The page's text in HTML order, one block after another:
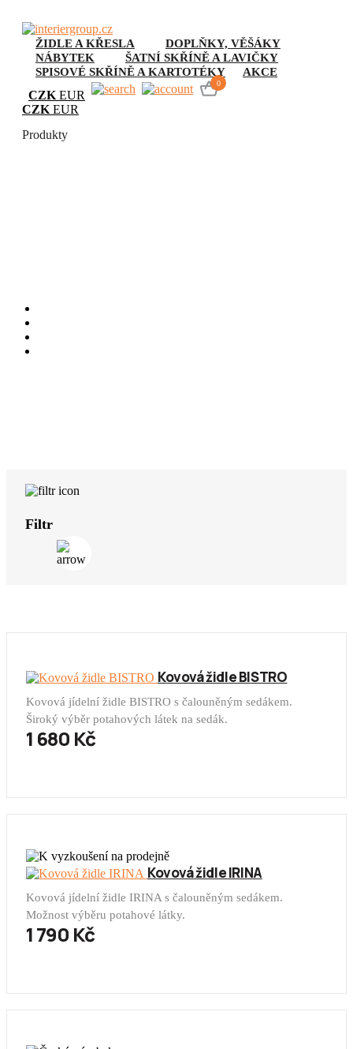
ŽIDLE A KŘESLA
DOPLŇKY, VĚŠÁKY
NÁBYTEK
ŠATNÍ SKŘÍNĚ A LAVIČKY
SPISOVÉ SKŘÍNĚ A KARTOTÉKY
AKCE
CZK EUR
0
CZK EUR
Produkty
Filtr
Kovová židle BISTRO
Kovová jídelní židle BISTRO s čalouněným sedákem.
Široký výběr potahových látek na sedák.
1 680 Kč
Kovová židle IRINA
Kovová jídelní židle IRINA s čalouněným sedákem.
Možnost výběru potahové látky.
1 790 Kč